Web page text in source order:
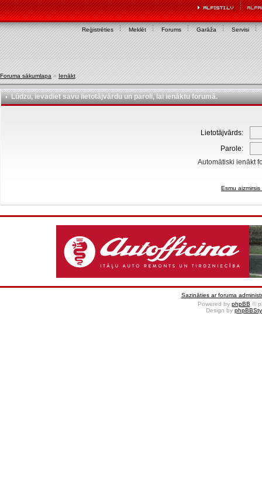
Reģistrēties Meklēt Forums Garāža Servisi
Foruma sākumlapa » Ienākt
Lūdzu, ievadiet savu lietotājvārdu un paroli, lai ienāktu forumā.
Lietotājvārds:
Parole:
Automātiski ienākt
Esmu
Sazināties ar foruma
Powered by phpBB ©
Design by